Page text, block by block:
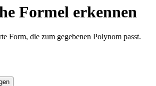
Formel erkennen
Form, die zum gegebenen Polynom passt.